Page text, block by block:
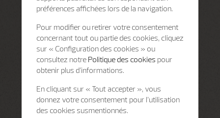
préférences affichées lors de la navigation.
Pour modifier ou retirer votre consentement
concernant tout ou partie des cookies, cliquez
sur « Configuration des cookies » ou
consultez notre Politique des cookies pour
obtenir plus d’informations.
En cliquant sur « Tout accepter », vous
donnez votre consentement pour l’utilisation
des cookies susmentionnés.